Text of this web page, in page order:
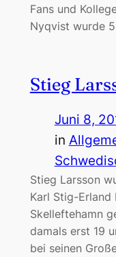
Fans und
Nyqvist wurde
Stieg
Juni 8,
in
Stieg Larsson
Karl Stig-Erland
Skelleftehamn
damals erst 19
bei seinen